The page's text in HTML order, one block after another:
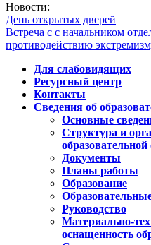
Новости:
День открытых дверей
Встреча с с начальником
противодействию
Для слабовидящих
Ресурсный центр
Контакты
Сведения об
Основные
Структура и
Документы
Планы работы
Образование
Руководство
Материально-
оснащенность